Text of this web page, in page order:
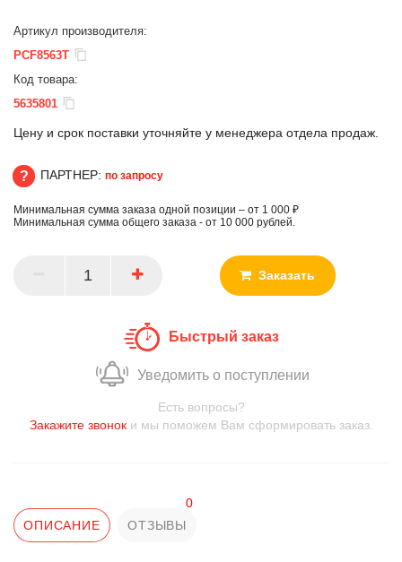
Артикул производителя:
PCF8563T
Код товара:
5635801
Цену и срок поставки уточняйте у менеджера отдела продаж.
ПАРТНЕР
ПАРТНЕР: по запросу
Минимальная сумма заказа одной позиции – от 1 000 ₽
Минимальная сумма общего заказа - от 10 000 рублей.
Заказать
Быстрый заказ
Уведомить о поступлении
Есть вопросы?
Закажите звоноки мы поможем Вам сформировать заказ.
ОПИСАНИЕ ОТЗЫВЫ
0